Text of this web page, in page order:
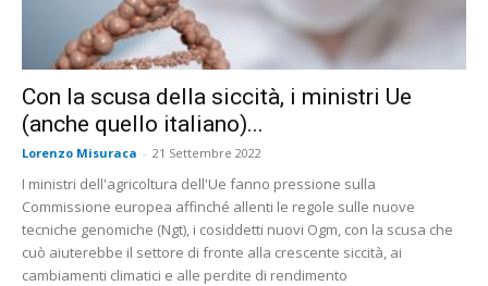
Con la scusa della siccità, i ministri Ue
(anche quello italiano)...
Lorenzo Misuraca - 21 Settembre 2022
I ministri dell'agricoltura dell'Ue fanno pressione sulla
Commissione europea affinché allenti le regole sulle nuove
tecniche genomiche (Ngt), i cosiddetti nuovi Ogm, con la scusa che
cuò aiuterebbe il settore di fronte alla crescente siccità, ai
cambiamenti climatici e alle perdite di rendimento